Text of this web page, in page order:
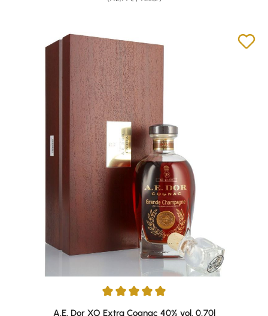
Durchschnittliche Bewertung von 5 von 5 Sternen
A.E. Dor XO Extra Cognac 40% vol. 0,70l